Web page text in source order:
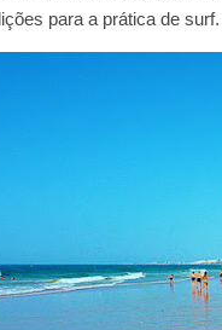
para a prática de surf.